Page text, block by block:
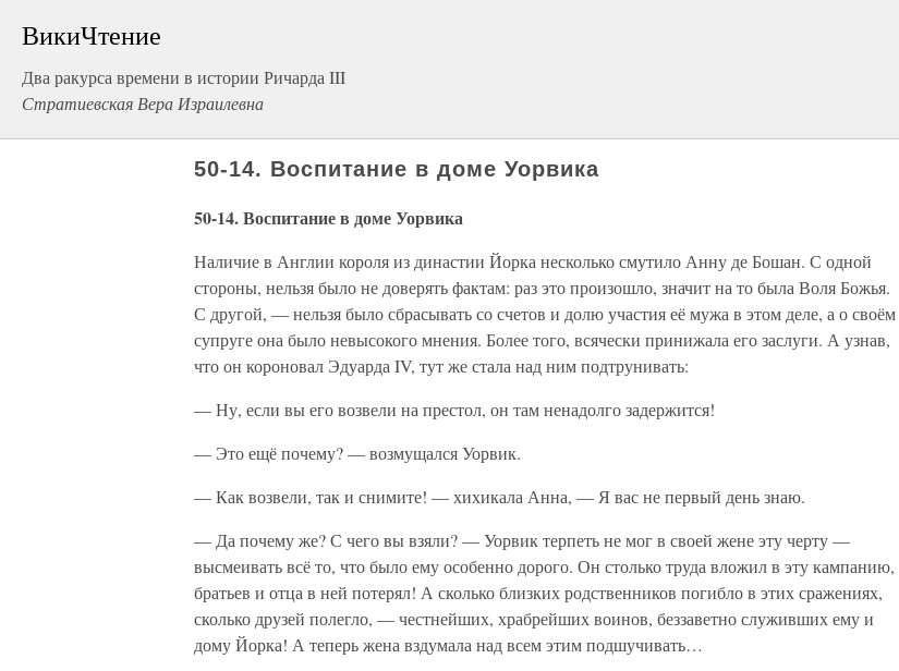
ВикиЧтение
Два ракурса времени в истории Ричарда III
Стратиевская Вера Израилевна
50-14. Воспитание в доме Уорвика
50-14. Воспитание в доме Уорвика
Наличие в Англии короля из династии Йорка несколько смутило Анну де Бошан. С одной
стороны, нельзя было не доверять фактам: раз это произошло, значит на то была Воля Божья.
С другой, — нельзя было сбрасывать со счетов и долю участия её мужа в этом деле, а о своём
супруге она было невысокого мнения. Более того, всячески принижала его заслуги. А узнав,
что он короновал Эдуарда IV, тут же стала над ним подтрунивать:
— Ну, если вы его возвели на престол, он там ненадолго задержится!
— Это ещё почему? — возмущался Уорвик.
— Как возвели, так и снимите! — хихикала Анна, — Я вас не первый день знаю.
— Да почему же? С чего вы взяли? — Уорвик терпеть не мог в своей жене эту черту —
высмеивать всё то, что было ему особенно дорого. Он столько труда вложил в эту кампанию,
братьев и отца в ней потерял! А сколько близких родственников погибло в этих сражениях,
сколько друзей полегло, — честнейших, храбрейших воинов, беззаветно служивших ему и
дому Йорка! А теперь жена вздумала над всем этим подшучивать…